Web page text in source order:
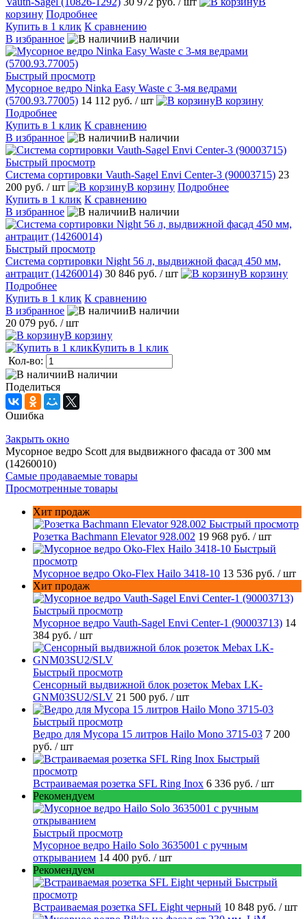
корзину Подробнее
Купить в 1 клик К сравнению
В избранное
В наличии
Быстрый просмотр
Мусорное ведро Ninka Easy Waste с 3-мя ведрами
(5700.93.77005) 14 112 руб. / шт
В корзину
Подробнее
Купить в 1 клик К сравнению
В избранное
В наличии
Быстрый просмотр
Система сортировки Vauth-Sagel Envi Center-3 (90003715) 23
200 руб. / шт В корзину Подробнее
Купить в 1 клик К сравнению
В избранное
В наличии
Быстрый просмотр
Система сортировки Night 56 л, выдвижной фасад 450 мм,
антрацит (14260014) 30 846 руб. / шт
В корзину
Подробнее
Купить в 1 клик К сравнению
В избранное
В наличии
20 079 руб. / шт
В корзину
Купить в 1 клик
Кол-во:
В наличии
Поделиться
Ошибка
Закрыть окно
Мусорное ведро Scott для выдвижного фасада от 300 мм
(14260010)
Самые продаваемые товары
Просмотренные товары
Хит продаж
Быстрый просмотр
Розетка Bachmann Elevator 928.002 19 968 руб. / шт
Быстрый
просмотр
Мусорное ведро Oko-Flex Hailo 3418-10 13 536 руб. / шт
Хит продаж
Быстрый просмотр
Мусорное ведро Vauth-Sagel Envi Center-1 (90003713) 14
384 руб. / шт
Быстрый просмотр
Сенсорный выдвижной блок розеток Mebax LK-
GNM03SU2/SLV 21 500 руб. / шт
Быстрый просмотр
Ведро для Мусора 15 литров Hailo Mono 3715-03 7 200
руб. / шт
Быстрый
просмотр
Встраиваемая розетка SFL Ring Inox 6 336 руб. / шт
Рекомендуем
Быстрый просмотр
Мусорное ведро Hailo Solo 3635001 c ручным
открыванием 14 400 руб. / шт
Рекомендуем
Быстрый
просмотр
Встраиваемая розетка SFL Eight черный 10 848 руб. / шт